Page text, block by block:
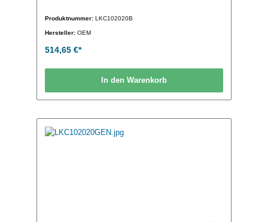
Produktnummer: LKC102020B
Hersteller: OEM
514,65 €*
In den Warenkorb